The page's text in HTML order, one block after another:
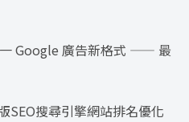
Google 廣告新格式 —— 最
SEO搜尋引擎網站排名優化